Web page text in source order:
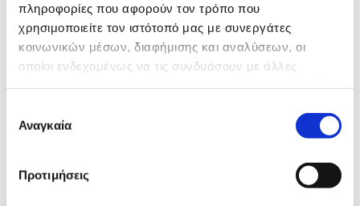
πληροφορίες που αφορούν τον τρόπο που
χρησιμοποιείτε τον ιστότοπό μας με συνεργάτες
κοινωνικών μέσων, διαφήμισης και αναλύσεων, οι
οποίοι ενδεχομένως να τις συνδυάσουν με άλλες
των υπηρεσιών τους.
συγκατάθεσης
Αναγκαία
Προτιμήσεις